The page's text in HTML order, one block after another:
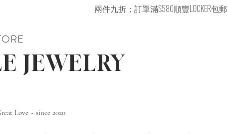
兩件九折；訂單滿$580順豐LOCKER包郵
JEWELRY
Love ~ since 2020